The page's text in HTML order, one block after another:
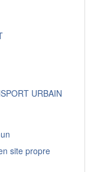
URBAIN
site propre